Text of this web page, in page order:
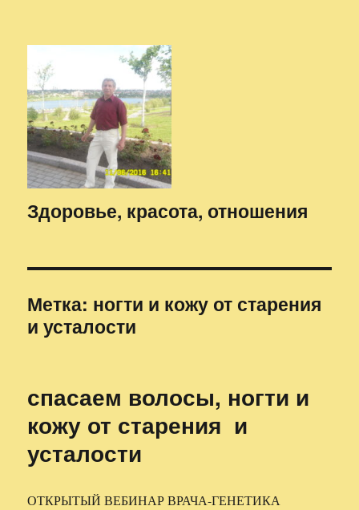
Здоровье, красота, отношения
Метка: ногти и кожу от старения
и усталости
спасаем волосы, ногти и
кожу от старения и
усталости
ОТКРЫТЫЙ ВЕБИНАР ВРАЧА-ГЕНЕТИКА